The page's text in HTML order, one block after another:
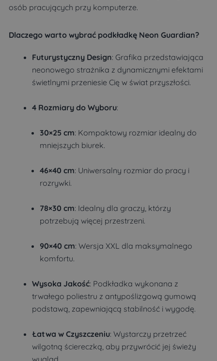
osób pracujących przy komputerze.
Dlaczego warto wybrać podkładkę Neon Guardian?
Futurystyczny Design: Grafika przedstawiająca
neonowego strażnika z dynamicznymi efektami
świetlnymi przeniesie Cię w świat przyszłości.
4 Rozmiary do Wyboru:
30×25 cm: Kompaktowy rozmiar idealny do
mniejszych biurek.
46×40 cm: Uniwersalny rozmiar do pracy i
rozrywki.
78×30 cm: Idealny dla graczy, którzy
potrzebują więcej przestrzeni.
90×40 cm: Wersja XXL dla maksymalnego
komfortu.
Wysoka Jakość: Podkładka wykonana z
trwałego poliestru z antypoślizgową gumową
podstawą, zapewniającą stabilność i wygodę.
Łatwa w Czyszczeniu: Wystarczy przetrzeć
wilgotną ściereczką, aby przywrócić jej świeży
wygląd.